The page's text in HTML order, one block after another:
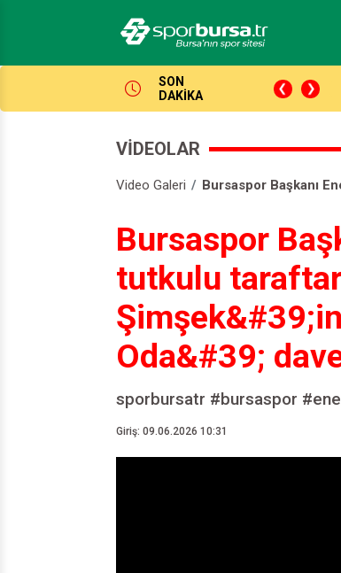
SON
DAKİKA
VİDEOLAR
Video Galeri Bursaspor Başkanı
Bursaspor
tutkulu
Oda&#39;
sporbursatr #bursaspor
Giriş: 09.06.2026 10:31